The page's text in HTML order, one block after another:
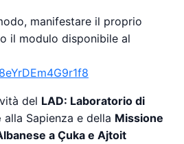
manifestare il proprio
il modulo disponibile al
del LAD: Laboratorio di
alla Sapienza e della Missione
a Çuka e Ajtoit